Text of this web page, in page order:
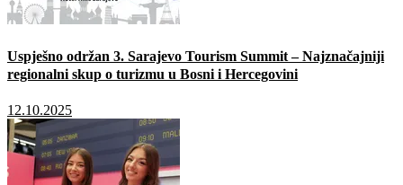
Uspješno održan 3. Sarajevo Tourism Summit – Najznačajniji
regionalni skup o turizmu u Bosni i Hercegovini
12.10.2025